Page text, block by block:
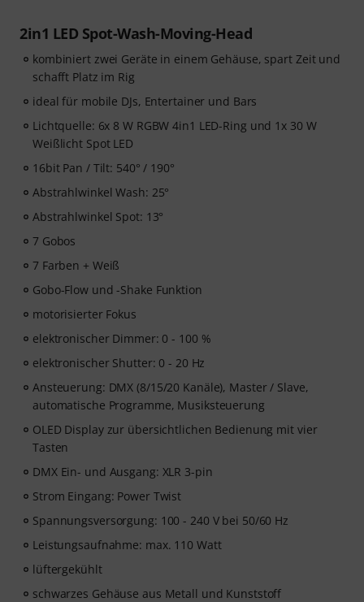
2in1 LED Spot-Wash-Moving-Head
kombiniert zwei Geräte in einem Gehäuse, spart Zeit und
schafft Platz im Rig
ideal für mobile DJs, Entertainer und Bars
Lichtquelle: 6x 8 W RGBW 4in1 LED-Ring und 1x 30 W
Weißlicht Spot LED
16bit Pan / Tilt: 540° / 190°
Abstrahlwinkel Wash: 25°
Abstrahlwinkel Spot: 13°
7 Gobos
7 Farben + Weiß
Gobo-Flow und -Shake Funktion
motorisierter Fokus
elektronischer Dimmer: 0 - 100 %
elektronischer Shutter: 0 - 20 Hz
Ansteuerung: DMX (8/15/20 Kanäle), Master / Slave,
automatische Programme, Musiksteuerung
OLED Display zur übersichtlichen Bedienung mit vier
Tasten
DMX Ein- und Ausgang: XLR 3-pin
Strom Eingang: Power Twist
Spannungsversorgung: 100 - 240 V bei 50/60 Hz
Leistungsaufnahme: max. 110 Watt
lüftergekühlt
schwarzes Gehäuse aus Metall und Kunststoff